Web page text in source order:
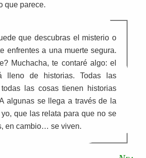
que parece.
que descubras el misterio o
enfrentes a una muerte segura.
Muchacha, te contaré algo: el
lleno de historias. Todas las
las cosas tienen historias
algunas se llega a través de la
que las relata para que no se
en cambio… se viven.